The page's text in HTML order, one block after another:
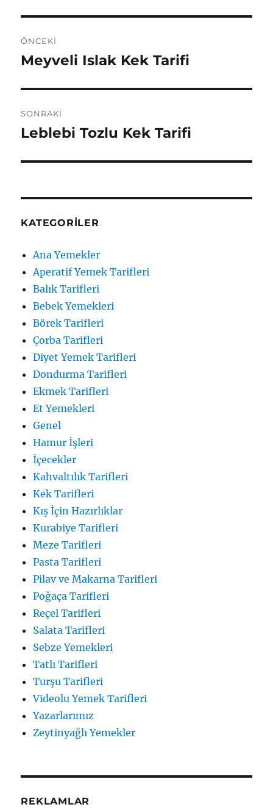
gezinmesi
ÖNCEKI
Önceki
Meyveli Islak Kek Tarifi
SONRAKI
Sonraki
Leblebi Tozlu Kek Tarifi
KATEGORILER
Ana Yemekler
Aperatif Yemek Tarifleri
Balık Tarifleri
Bebek Yemekleri
Börek Tarifleri
Çorba Tarifleri
Diyet Yemek Tarifleri
Dondurma Tarifleri
Ekmek Tarifleri
Et Yemekleri
Genel
Hamur İşleri
İçecekler
Kahvaltılık Tarifleri
Kek Tarifleri
Kış İçin Hazırlıklar
Kurabiye Tarifleri
Meze Tarifleri
Pasta Tarifleri
Pilav ve Makarna Tarifleri
Poğaça Tarifleri
Reçel Tarifleri
Salata Tarifleri
Sebze Yemekleri
Tatlı Tarifleri
Turşu Tarifleri
Videolu Yemek Tarifleri
Yazarlarımız
Zeytinyağlı Yemekler
REKLAMLAR